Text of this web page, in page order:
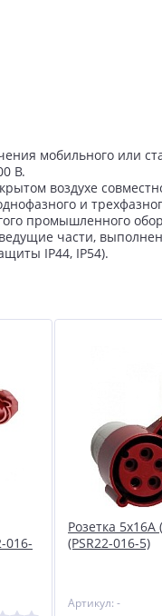
мобильного или
В.
воздухе
и
промышленного
части,
IP44, IP54).
016-
Розетка
(PSR22-016-5)
Артикул: -